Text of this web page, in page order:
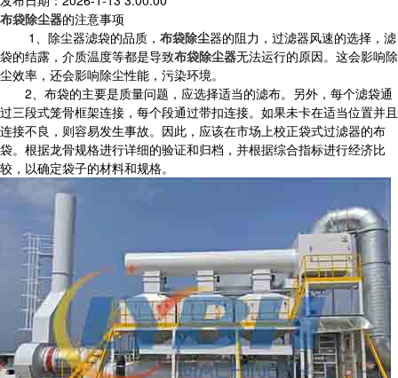
布袋除尘器的注意事项
1、除尘器滤袋的品质， 布袋除尘器的阻力，过滤器风速的选择，滤
袋的结露，介质温度等都是导致布袋除尘器无法运行的原因。这会影响除
尘效率，还会影响除尘性能，污染环境。
2、布袋的主要是质量问题，应选择适当的滤布。另外，每个滤袋通
过三段式笼骨框架连接，每个段通过带扣连接。如果未卡在适当位置并且
连接不良，则容易发生事故。因此，应该在市场上校正袋式过滤器的布
袋。根据龙骨规格进行详细的验证和归档，并根据综合指标进行经济比
较，以确定袋子的材料和规格。